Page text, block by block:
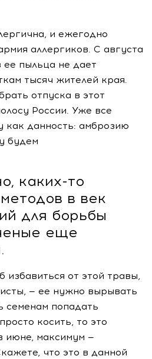
и ежегодно
аллергиков. С августа
ее пыльца не дает
тысяч жителей края.
отпуска в этот
России. Уже все
как данность: амброзию
будем
каких-то
в век
для борьбы
еще
избавиться от этой травы,
— ее нужно вырывать
семенам попадать
косить, то это
июне, максимум —
что это в данной